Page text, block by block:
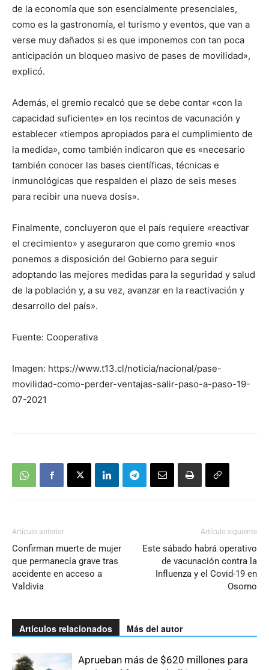
de la economía que son esencialmente presenciales,
como es la gastronomía, el turismo y eventos, que van a
verse muy dañados si es que imponemos con tan poca
anticipación un bloqueo masivo de pases de movilidad»,
explicó.
Además, el gremio recalcó que se debe contar «con la
capacidad suficiente» en los recintos de vacunación y
establecer «tiempos apropiados para el cumplimiento de
la medida», como también indicaron que es «necesario
también conocer las bases científicas, técnicas e
inmunológicas que respalden el plazo de seis meses
para recibir una nueva dosis».
Finalmente, concluyeron que el país requiere «reactivar
el crecimiento» y aseguraron que como gremio «nos
ponemos a disposición del Gobierno para seguir
adoptando las mejores medidas para la seguridad y salud
de la población y, a su vez, avanzar en la reactivación y
desarrollo del país».
Fuente: Cooperativa
Imagen: https://www.t13.cl/noticia/nacional/pase-
movilidad-como-perder-ventajas-salir-paso-a-paso-19-
07-2021
Artículo anterior
Confirman muerte de mujer
que permanecía grave tras
accidente en acceso a
Valdivia
Artículo siguiente
Este sábado habrá operativo
de vacunación contra la
Influenza y el Covid-19 en
Osorno
Artículos relacionados Más del autor
Aprueban más de $620 millones para